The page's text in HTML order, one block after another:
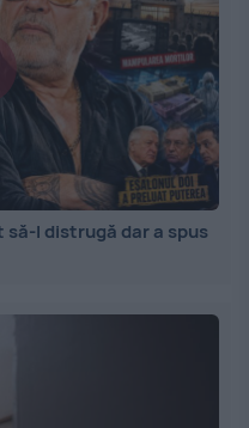
l distrugă dar a spus